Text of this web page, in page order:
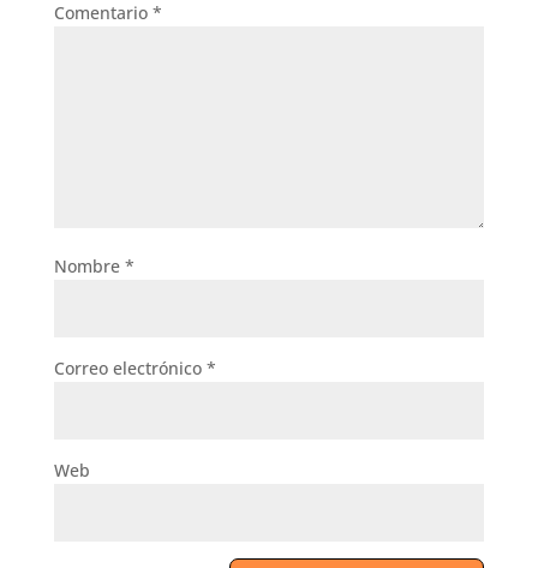
Comentario *
Nombre *
Correo electrónico *
Web